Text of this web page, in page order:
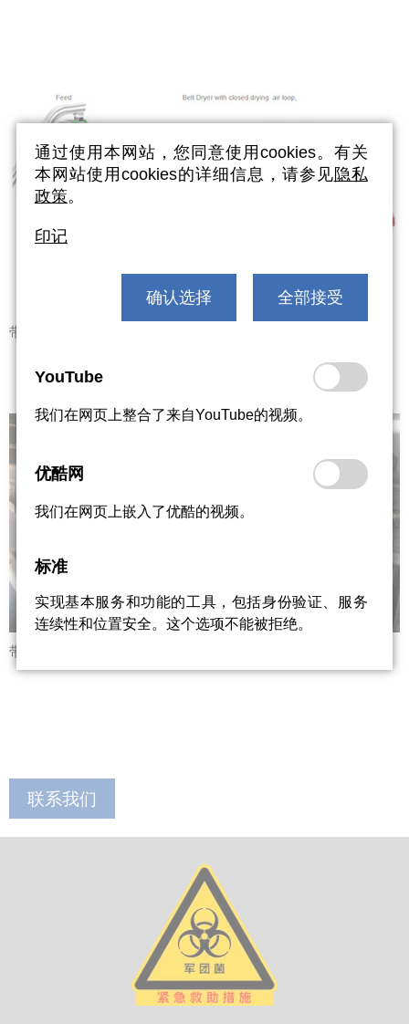
带式干燥机，图片来源霍斯利工业集团公司
带式干燥机，图片来源霍斯利工业集团公司
联系我们
通过使用本网站，您同意使用cookies。有关
本网站使用cookies的详细信息，请参见 隐私
政策。
印记
确认选择 全部接受
YouTube
我们在网页上整合了来自YouTube的视频。
优酷网
我们在网页上嵌入了优酷的视频。
标准
实现基本服务和功能的工具，包括身份验证、服务
连续性和位置安全。这个选项不能被拒绝。